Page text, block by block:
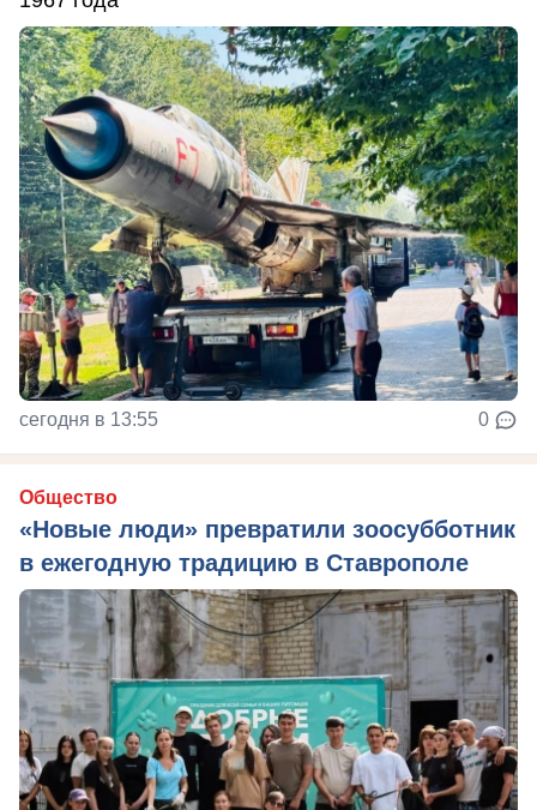
сегодня в 13:55 0
Общество
«Новые люди» превратили зоосубботник
в ежегодную традицию в Ставрополе